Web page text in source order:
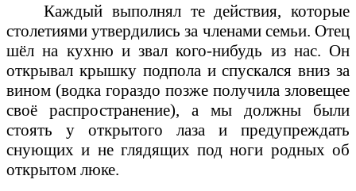
Каждый выполнял те действия, которые
столетиями утвердились за членами семьи. Отец
шёл на кухню и звал кого-нибудь из нас. Он
открывал крышку подпола и спускался вниз за
вином (водка гораздо позже получила зловещее
своё распространение), а мы должны были
стоять у открытого лаза и предупреждать
снующих и не глядящих под ноги родных об
открытом люке.